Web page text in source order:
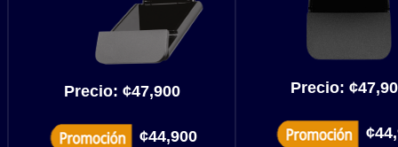
Precio: ¢47,900
¢44,900
Precio: